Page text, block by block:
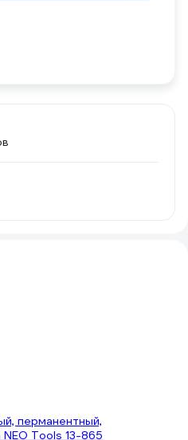
перманентный,
Tools 13-865